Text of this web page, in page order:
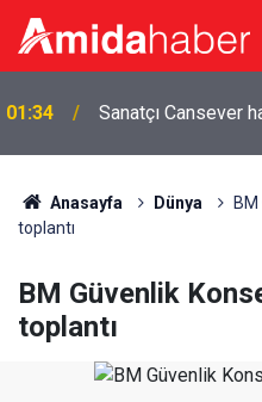
01:34 Sanatçı Cansever
Anasayfa Dünya
toplantı
BM Güvenlik
toplantı